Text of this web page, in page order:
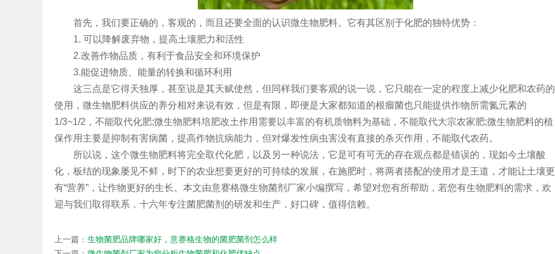
首先，我们要正确的，客观的，而且还要全面的认识微生物肥料。它有其区别于化肥的独特优势：
1. 可以降解废弃物，提高土壤肥力和活性
2.改善作物品质，有利于食品安全和环境保护
3.能促进物质、能量的转换和循环利用
这三点是它得天独厚，甚至说是其天赋使然，但同样我们要客观的说一说，它只能在一定的程度上减少化肥和农药的
使用，微生物肥料供应的养分相对来说有效，但是有限，即便是大家都知道的根瘤菌也只能提供作物所需氮元素的
1/3~1/2，不能取代化肥;微生物肥料培肥改土作用需要以丰富的有机质物料为基础，不能取代大宗农家肥;微生物肥料的植
保作用主要是抑制有害病菌，提高作物抗病能力，但对爆发性病虫害没有直接的杀灭作用，不能取代农药。
所以说，这个微生物肥料将完全取代化肥，以及另一种说法，它是可有可无的存在观点都是错误的，现如今土壤酸
化，板结的现象屡见不鲜，时下的农业想要更好的可持续的发展，在施肥时，将两者搭配的使用才是王道，才能让土壤更
有“营养”，让作物更好的生长。本文由意赛格微生物菌剂厂家小编撰写，希望对您有所帮助，若您有生物肥料的需求，欢
迎与我们取得联系，十六年专注菌肥菌剂 的研发和生产，好口碑，值得信赖。
上一篇： 生物菌肥品牌哪家好，意赛格生物的菌肥菌剂怎么样